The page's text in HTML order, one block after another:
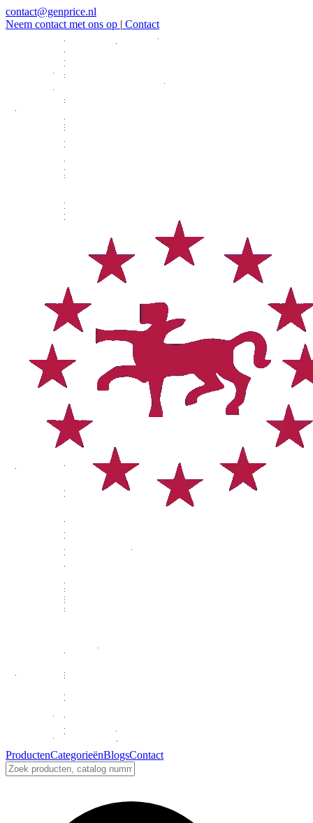
contact@genprice.nl
Neem contact met ons op | Contact
ProductenCategorieënBlogsContact